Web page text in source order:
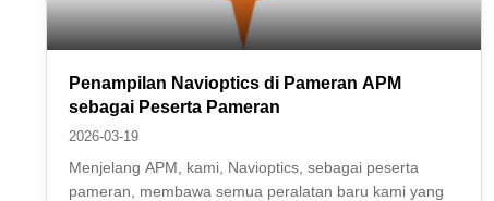
Penampilan Navioptics di Pameran APM
sebagai Peserta Pameran
2026-03-19
Menjelang APM, kami, Navioptics, sebagai peserta
pameran, membawa semua peralatan baru kami yang